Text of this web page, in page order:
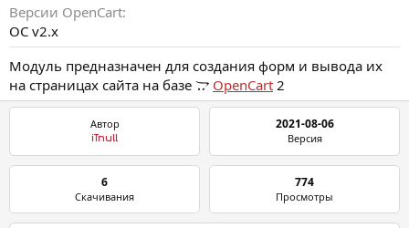
д
я
Версии OpenCart
OC v2.х
Модуль предназначен для создания форм и вывода их
на страницах сайта на базе
OpenCart 2
Автор
iTnull
2021-08-06
Версия
6
Скачивания
774
Просмотры